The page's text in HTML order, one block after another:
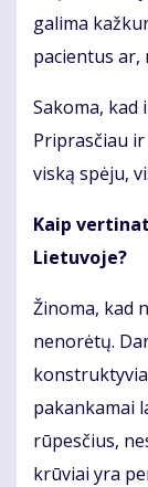
galima
pacientus ar,
Sakoma,
Priprasčiau
viską spėju,
Kaip
Lietuvoje?
Žinoma, kad
nenorėtų.
pakankamai
rūpesčius,
krūviai yra